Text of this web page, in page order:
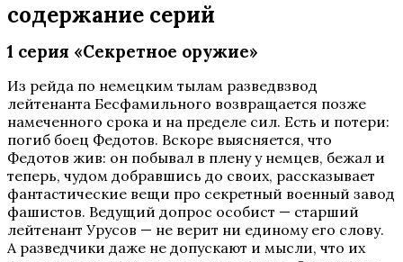
содержание серий
1 серия «Секретное оружие»
Из рейда по немецким тылам разведвзвод
лейтенанта Бесфамильного возвращается позже
намеченного срока и на пределе сил. Есть и потери:
погиб боец Федотов. Вскоре выясняется, что
Федотов жив: он побывал в плену у немцев, бежал и
теперь, чудом добравшись до своих, рассказывает
фантастические вещи про секретный военный завод
фашистов. Ведущий допрос особист — старший
лейтенант Урусов — не верит ни единому его слову.
А разведчики даже не допускают и мысли, что их